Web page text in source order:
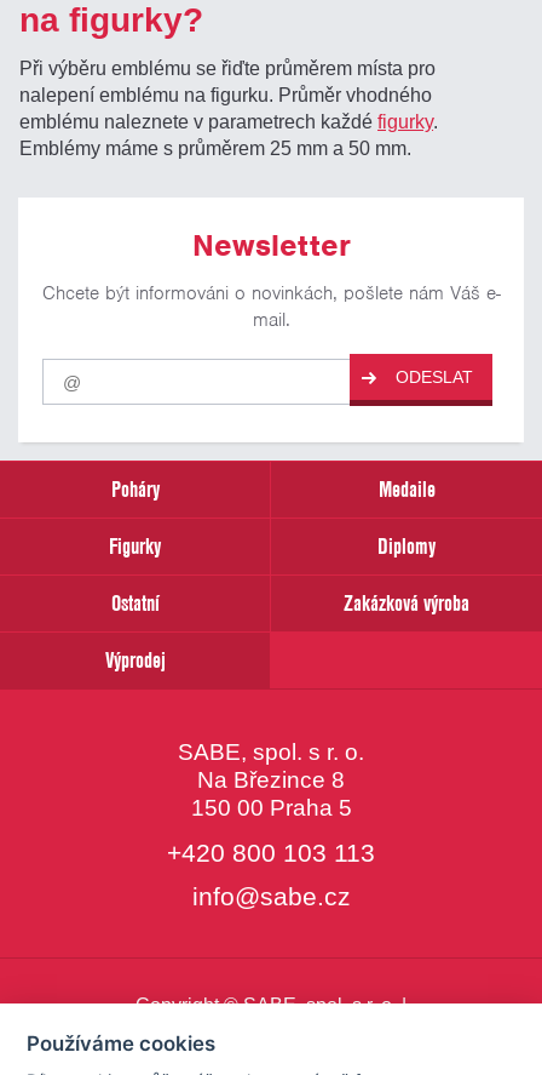
na figurky?
Při výběru emblému se řiďte průměrem místa pro
nalepení emblému na figurku. Průměr vhodného
emblému naleznete v parametrech každéfigurky.
Emblémy máme s průměrem 25 mm a 50 mm.
Newsletter
Chcete být informováni o novinkách, pošlete nám Váš e-
mail.
Pro
odběr
našich
email
ODESLAT
Poháry
Medaile
Figurky
Diplomy
Ostatní
Zakázková výroba
Výprodej
SABE, spol. s r. o.
Na Březince 8
150 00 Praha 5
+420 800 103 113
info@sabe.cz
Copyright © SABE, spol. s r. o. |
Používáme cookies